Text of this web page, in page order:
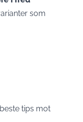
som
tips mot